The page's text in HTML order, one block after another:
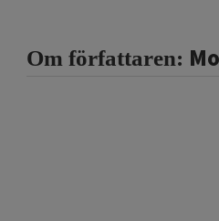
Om författaren: